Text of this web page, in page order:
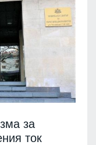
за
ток